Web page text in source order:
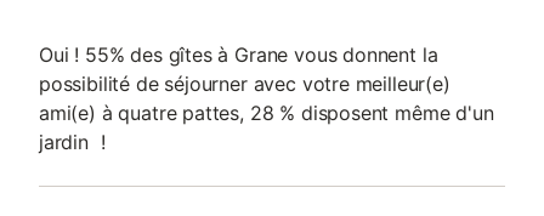
Oui ! 55% des gîtes à Grane vous donnent la
possibilité de séjourner avec votre meilleur(e)
ami(e) à quatre pattes, 28 % disposent même d'un
jardin !